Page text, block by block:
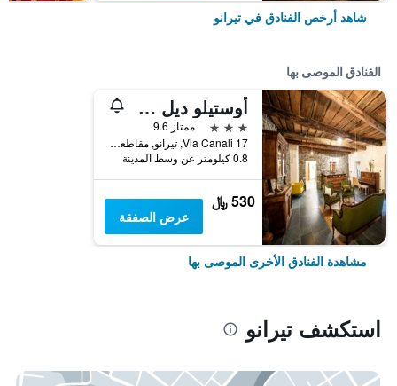
شاهد أرخص الفنادق في تيرانو
الفنادق الموصى بها
أوستيلو ديل كاستيلو تيرانو
3 نجوم
ممتاز 9.6
Via Canali 17, تيرانو, مقاطعة سوندريو, إيطاليا
0.8 كيلومتر عن وسط المدينة
530 ﷼
عرض الصفقة
مشاهدة الفنادق الأخرى الموصى بها
استكشف تيرانو